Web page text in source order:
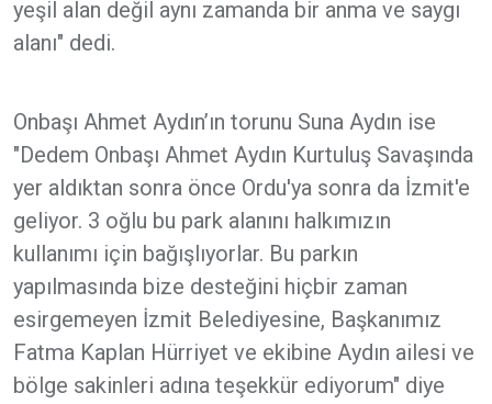
yeşil alan değil aynı zamanda bir anma ve saygı
alanı" dedi.
Onbaşı Ahmet Aydın’ın torunu Suna Aydın ise
"Dedem Onbaşı Ahmet Aydın Kurtuluş Savaşında
yer aldıktan sonra önce Ordu'ya sonra da İzmit'e
geliyor. 3 oğlu bu park alanını halkımızın
kullanımı için bağışlıyorlar. Bu parkın
yapılmasında bize desteğini hiçbir zaman
esirgemeyen İzmit Belediyesine, Başkanımız
Fatma Kaplan Hürriyet ve ekibine Aydın ailesi ve
bölge sakinleri adına teşekkür ediyorum" diye